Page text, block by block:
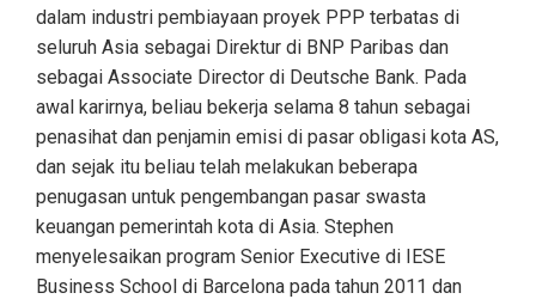
dalam industri pembiayaan proyek PPP terbatas di
seluruh Asia sebagai Direktur di BNP Paribas dan
sebagai Associate Director di Deutsche Bank. Pada
awal karirnya, beliau bekerja selama 8 tahun sebagai
penasihat dan penjamin emisi di pasar obligasi kota AS,
dan sejak itu beliau telah melakukan beberapa
penugasan untuk pengembangan pasar swasta
keuangan pemerintah kota di Asia. Stephen
menyelesaikan program Senior Executive di IESE
Business School di Barcelona pada tahun 2011 dan